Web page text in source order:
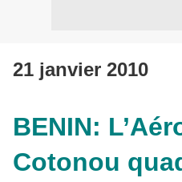
21 janvier 2010
BENIN:
Cotonou